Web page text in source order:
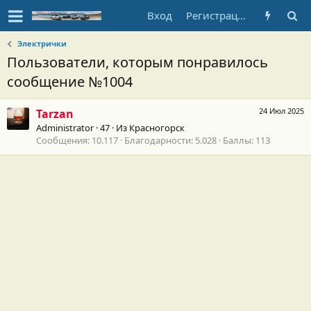
Вход Регистрация
Электрички
Пользователи, которым понравилось
сообщение №1004
24 Июл 2025
Tarzan
Administrator ·47 · Из Красногорск
Сообщения 10.117 Благодарности 5.028 Баллы 113